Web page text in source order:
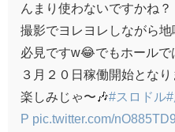
んまり使わないですかね？
撮影でヨレヨレしながら
必見ですw😂でもホールで
３月２０日稼働開始とな
楽しみじゃ〜🎶#スロドル
P pic.twitter.com/